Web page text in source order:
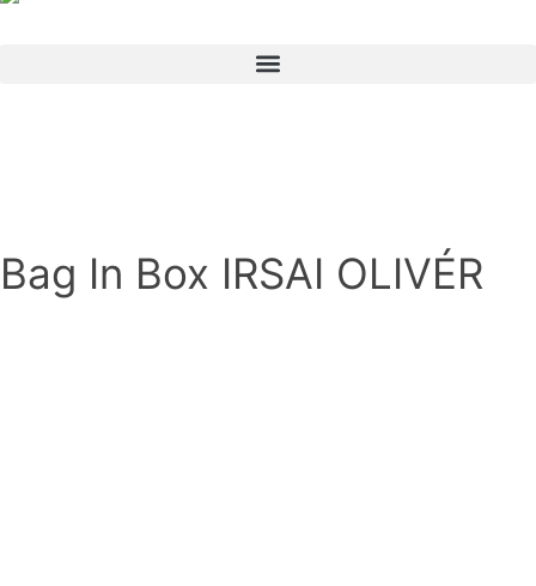
Bag In Box IRSAI OLIVÉR